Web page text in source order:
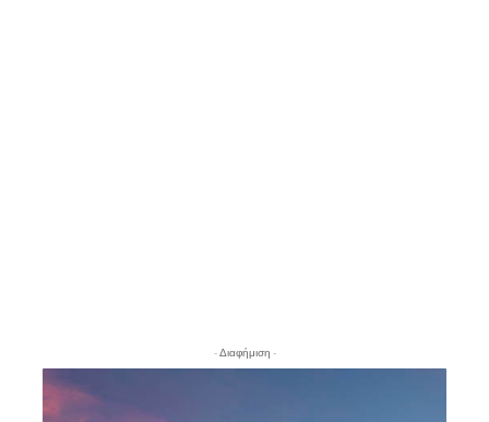
- Διαφήμιση -